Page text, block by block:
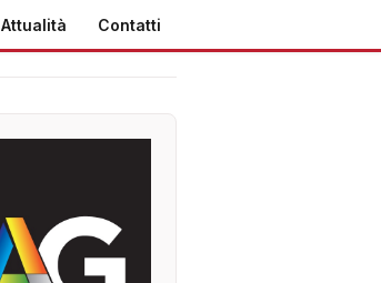
Attualità Contatti